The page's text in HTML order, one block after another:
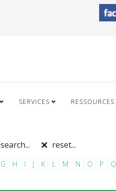
SERVICES RESSOURCES
search... reset...
G H I J K L M N O P Q